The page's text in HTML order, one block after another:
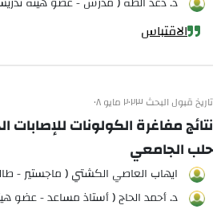
الاقتباس
تاريخ قبول البحث ٢٠٢٣ مايو ٠٨
نتائج مفاغرة الكولونات
حلب الجامعي
ايهاب العاصي الكشتي ( ماجستير -
د. أحمد الحاج ( أستاذ مساعد - عضو